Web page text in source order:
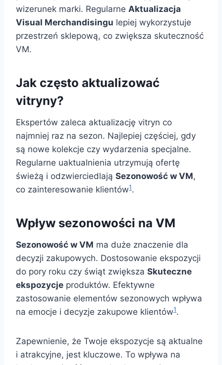
wizerunek marki. Regularne Aktualizacja
Visual Merchandisingu lepiej wykorzystuje
przestrzeń sklepową, co zwiększa skuteczność
VM.
Jak często aktualizować
vitryny?
Ekspertów zaleca aktualizację vitryn co
najmniej raz na sezon. Najlepiej częściej, gdy
są nowe kolekcje czy wydarzenia specjalne.
Regularne uaktualnienia utrzymują ofertę
świeżą i odzwierciedlają Sezonowość w VM,
co zainteresowanie klientów1.
Wpływ sezonowości na VM
Sezonowość w VM ma duże znaczenie dla
decyzji zakupowych. Dostosowanie ekspozycji
do pory roku czy świąt zwiększa Skuteczne
ekspozycje produktów. Efektywne
zastosowanie elementów sezonowych wpływa
na emocje i decyzje zakupowe klientów1.
Zapewnienie, że Twoje ekspozycje są aktualne
i atrakcyjne, jest kluczowe. To wpływa na